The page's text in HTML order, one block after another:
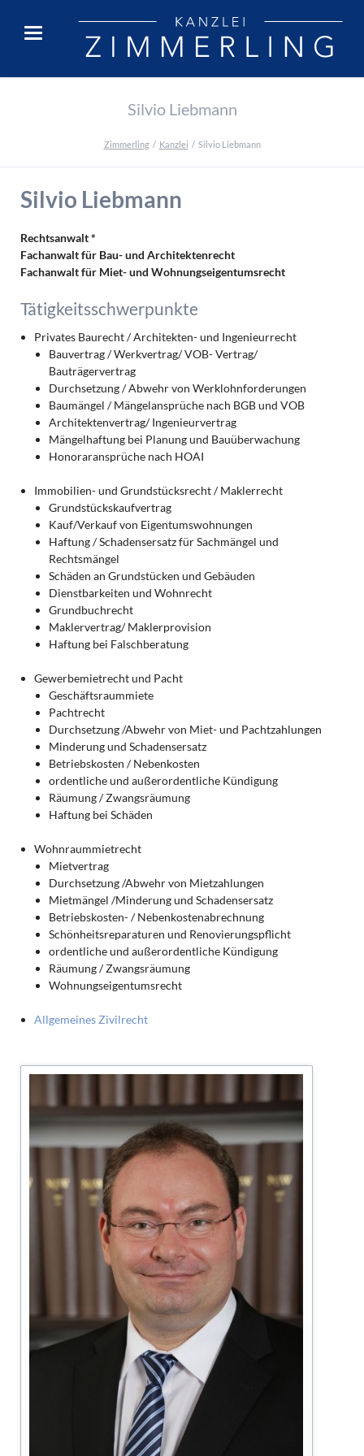
Silvio Liebmann
Zimmerling Kanzlei Silvio Liebmann
Silvio Liebmann
Rechtsanwalt *
Fachanwalt für Bau- und Architektenrecht
Fachanwalt für Miet- und Wohnungseigentumsrecht
Tätigkeitsschwerpunkte
Privates Baurecht / Architekten- und Ingenieurrecht
Bauvertrag / Werkvertrag/ VOB- Vertrag/
Bauträgervertrag
Durchsetzung / Abwehr von Werklohnforderungen
Baumängel / Mängelansprüche nach BGB und VOB
Architektenvertrag/ Ingenieurvertrag
Mängelhaftung bei Planung und Bauüberwachung
Honoraransprüche nach HOAI
Immobilien- und Grundstücksrecht / Maklerrecht
Grundstückskaufvertrag
Kauf/Verkauf von Eigentumswohnungen
Haftung / Schadensersatz für Sachmängel und
Rechtsmängel
Schäden an Grundstücken und Gebäuden
Dienstbarkeiten und Wohnrecht
Grundbuchrecht
Maklervertrag/ Maklerprovision
Haftung bei Falschberatung
Gewerbemietrecht und Pacht
Geschäftsraummiete
Pachtrecht
Durchsetzung /Abwehr von Miet- und Pachtzahlungen
Minderung und Schadensersatz
Betriebskosten / Nebenkosten
ordentliche und außerordentliche Kündigung
Räumung / Zwangsräumung
Haftung bei Schäden
Wohnraummietrecht
Mietvertrag
Durchsetzung /Abwehr von Mietzahlungen
Mietmängel /Minderung und Schadensersatz
Betriebskosten- / Nebenkostenabrechnung
Schönheitsreparaturen und Renovierungspflicht
ordentliche und außerordentliche Kündigung
Räumung / Zwangsräumung
Wohnungseigentumsrecht
Allgemeines Zivilrecht